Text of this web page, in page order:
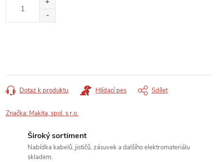
Dotaz k produktu Hlídací pes Sdílet
Značka: Makita, spol. s r.o.
Široký sortiment
Nabídka kabelů, jističů, zásuvek a dalšího elektromateriálu
skladem.